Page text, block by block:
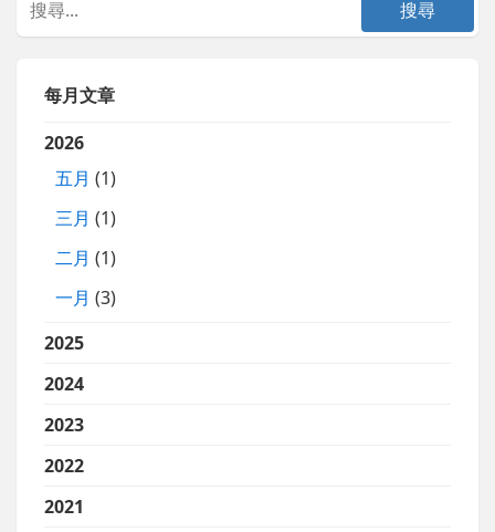
每月文章
2026
五月 (1)
三月 (1)
二月 (1)
一月 (3)
2025
2024
2023
2022
2021